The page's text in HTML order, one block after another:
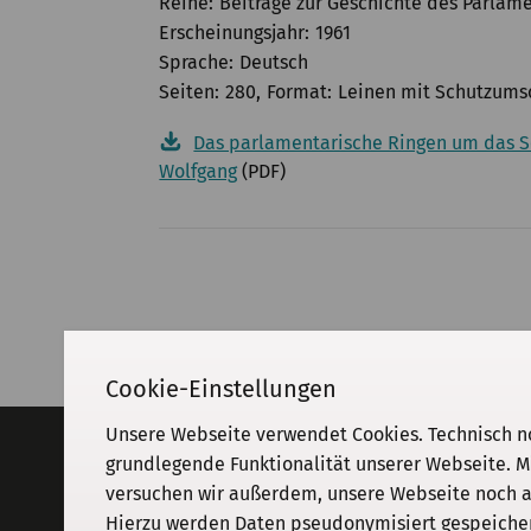
Erscheinungsjahr 1961
Sprache Deutsch
Seiten 280 Format Leinen mit
Das parlamentarische Ringen um das
Wolfgang (PDF)
Adresse
KGParl
Kommission für Geschichte des
Cookie-Einstellungen
Unsere Webseite verwendet Cookies. Technisch
grundlegende Funktionalität unserer Webseite.
versuchen wir außerdem, unsere Webseite noch
Hierzu werden Daten pseudonymisiert